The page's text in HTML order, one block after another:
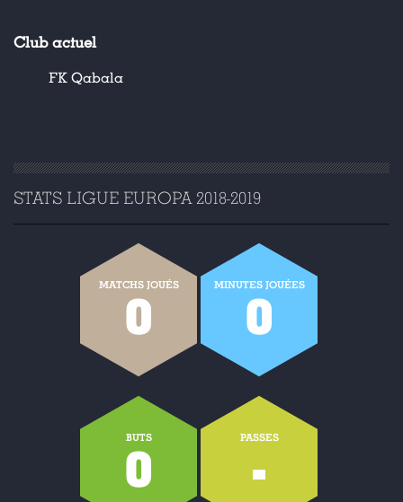
Club actuel
FK Qabala
STATS LIGUE EUROPA 2018-2019
MATCHS JOUÉS
0
MINUTES JOUÉES
0
BUTS
0
PASSES
-